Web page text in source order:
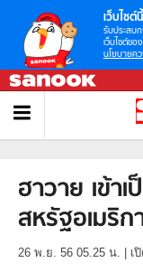
เว็บไซต์
รับประสบ
เว็บไซต์ขอ
นโยบายค
ฮาวาย เข้า
สหรัฐอเมริก
26 พ.ย. 56 05.25 น. เ